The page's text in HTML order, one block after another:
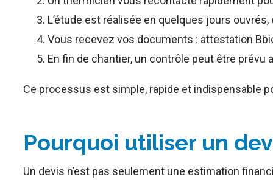
L’étude est réalisée en quelques jours
Vous recevez vos documents : attestation
En fin de chantier, un contrôle peut être
Ce processus est simple, rapide et indispensable
Pourquoi utiliser un
Un devis n’est pas seulement une estimation